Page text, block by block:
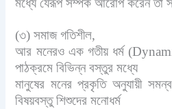
মধ্যে যেরূপ সম্পর্ক আরোপ করেন তা
(৩) সমাজ গতিশীল,
আর মনেরও এক গতীয় ধর্ম
পাঠক্রমে বিভিন্ন বস্তুর মধ্যে
মানুষের মনের প্রকৃতি অনুযায়ী
বিষয়বস্তু শিশুদের মনোধর্ম